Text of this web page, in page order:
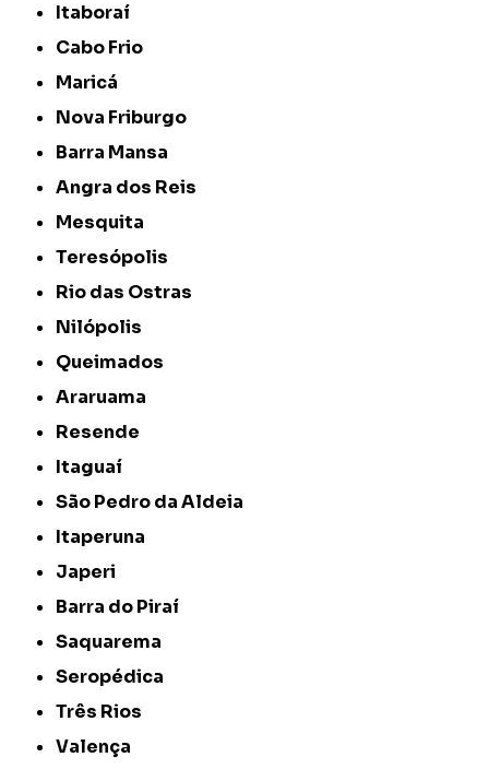
Itaboraí
Cabo Frio
Maricá
Nova Friburgo
Barra Mansa
Angra dos Reis
Mesquita
Teresópolis
Rio das Ostras
Nilópolis
Queimados
Araruama
Resende
Itaguaí
São Pedro da Aldeia
Itaperuna
Japeri
Barra do Piraí
Saquarema
Seropédica
Três Rios
Valença